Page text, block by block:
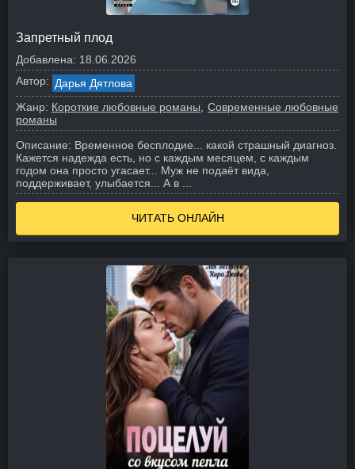
Запретный плод
Добавлена: 18.06.2026
Автор: Дарья Дятлова
Жанр: Короткие любовные романы
Современные любовные
романы
Описание: Временное бесплодие... какой страшный диагноз.
Кажется надежда есть, но с каждым месяцем, с каждым
годом она просто угасает...
Муж не подаёт вида,
поддерживает, улыбается...
А в ...
ЧИТАТЬ ОНЛАЙН